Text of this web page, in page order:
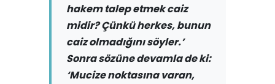
hakem talep etmek caiz
midir? Çünkü herkes, bunun
caiz olmadığını söyler.’
Sonra sözüne devamla de ki:
‘Mucize noktasına varan,